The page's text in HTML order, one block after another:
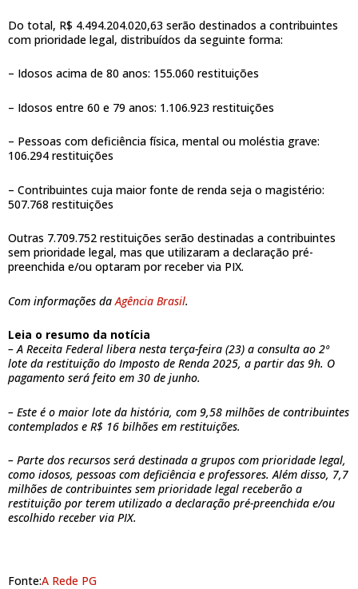
Do total, R$ 4.494.204.020,63 serão destinados a contribuintes
com prioridade legal, distribuídos da seguinte forma:
– Idosos acima de 80 anos: 155.060 restituições
– Idosos entre 60 e 79 anos: 1.106.923 restituições
– Pessoas com deficiência física, mental ou moléstia grave:
106.294 restituições
– Contribuintes cuja maior fonte de renda seja o magistério:
507.768 restituições
Outras 7.709.752 restituições serão destinadas a contribuintes
sem prioridade legal, mas que utilizaram a declaração pré-
preenchida e/ou optaram por receber via PIX.
Com informações da Agência Brasil.
Leia o resumo da notícia
– A Receita Federal libera nesta terça-feira (23) a consulta ao 2º
lote da restituição do Imposto de Renda 2025, a partir das 9h. O
pagamento será feito em 30 de junho.
– Este é o maior lote da história, com 9,58 milhões de contribuintes
contemplados e R$ 16 bilhões em restituições.
– Parte dos recursos será destinada a grupos com prioridade legal,
como idosos, pessoas com deficiência e professores. Além disso, 7,7
milhões de contribuintes sem prioridade legal receberão a
restituição por terem utilizado a declaração pré-preenchida e/ou
escolhido receber via PIX.
Fonte:A Rede PG